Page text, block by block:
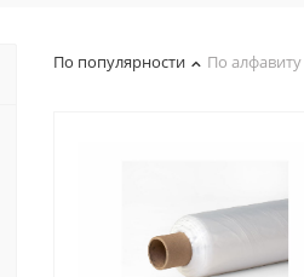
По популярности По алфавиту